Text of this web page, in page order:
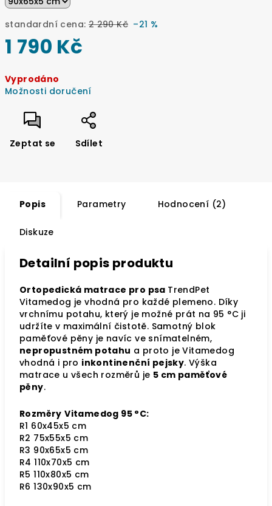
standardní cena: 2 290 Kč –21 %
1 790 Kč
cena:
Vyprodáno
Možnosti doručení
Zeptat se Sdílet
Popis Parametry Hodnocení (2)
Diskuze
Detailní popis produktu
Ortopedická matrace pro psa TrendPet
Vitamedog je vhodná pro každé plemeno. Díky
vrchnímu potahu, který je možné prát na 95 °C ji
udržíte v maximální čistotě. Samotný blok
paměťové pěny je navíc ve snímatelném,
nepropustném potahu a proto je Vitamedog
vhodná i pro inkontinenční pejsky. Výška
matrace u všech rozměrů je 5 cm paměťové
pěny.
Rozměry Vitamedog 95 °C:
R1 60x45x5 cm
R2 75x55x5 cm
R3 90x65x5 cm
R4 110x70x5 cm
R5 110x80x5 cm
R6 130x90x5 cm